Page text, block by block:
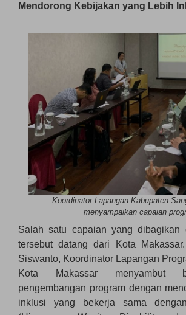
Mendorong Kebijakan yang Lebih
Koordinator Lapangan Kabupaten
menyampaikan capaian
Salah satu capaian yang dibagikan
tersebut datang dari Kota
Siswanto, Koordinator Lapangan
Kota Makassar menyambut
pengembangan program dengan
inklusi yang bekerja sama